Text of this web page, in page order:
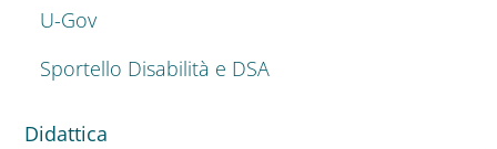
U-Gov
Sportello Disabilità e DSA
Didattica